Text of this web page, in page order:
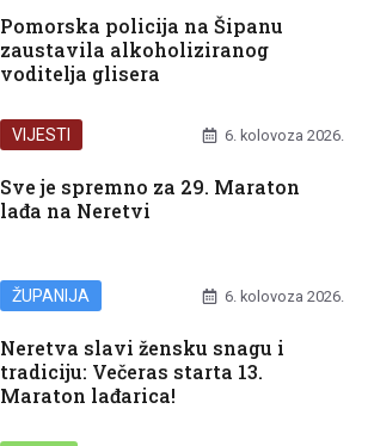
Pomorska policija na Šipanu
zaustavila alkoholiziranog
voditelja glisera
VIJESTI 6. kolovoza 2026.
Sve je spremno za 29. Maraton
lađa na Neretvi
ŽUPANIJA 6. kolovoza 2026.
Neretva slavi žensku snagu i
tradiciju: Večeras starta 13.
Maraton lađarica!